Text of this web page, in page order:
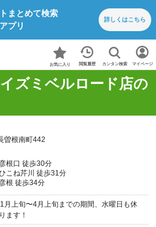
まとめて検索
プリ
詳しくはこちら
お気に入り 閲覧履歴 カンタン検索 マイページ
ズミベルロード店の
曽根南町442
根口 徒歩30分
こね芹川 徒歩31分
根 徒歩34分
月上旬〜4月上旬までの期間、水曜日も休
ます！